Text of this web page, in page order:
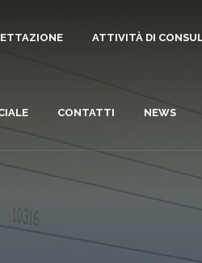
ATTIVITÀ DI
CONTATTI NEWS